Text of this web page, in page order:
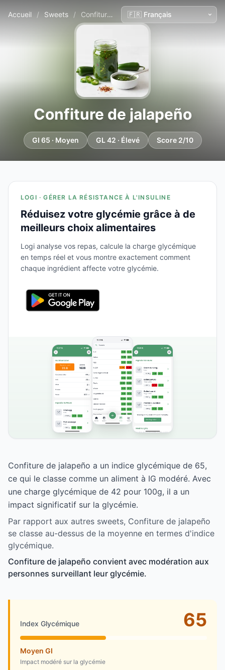
Accueil / Sweets / Confiture de jalapeño
Confiture de jalapeño
GI 65 · Moyen GL 42 · Élevé Score 2/10
LOGI · GÉRER LA RÉSISTANCE À L'INSULINE
Réduisez votre glycémie grâce à de
meilleurs choix alimentaires
Logi analyse vos repas, calcule la charge glycémique
en temps réel et vous montre exactement comment
chaque ingrédient affecte votre glycémie.
Confiture de jalapeño a un indice glycémique de 65,
ce qui le classe comme un aliment à IG modéré. Avec
une charge glycémique de 42 pour 100g, il a un
impact significatif sur la glycémie.
Par rapport aux autres sweets, Confiture de jalapeño
se classe au-dessus de la moyenne en termes d'indice
glycémique.
Confiture de jalapeño convient avec modération aux
personnes surveillant leur glycémie.
Index Glycémique 65
Moyen GI
Impact modéré sur la glycémie